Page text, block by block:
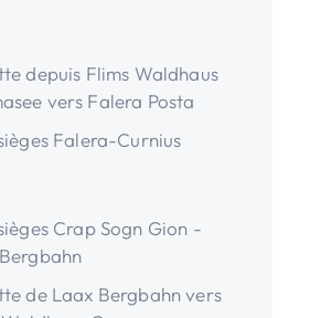
depuis Flims Waldhaus
vers Falera Posta
Falera-Curnius
Crap Sogn Gion -
de Laax Bergbahn vers